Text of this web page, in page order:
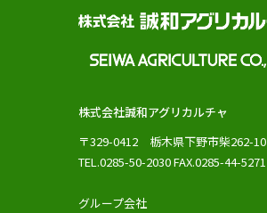
株式会社誠和アグリカルチャ
〒329-0412 栃木県下野市柴262-10
TEL.0285-50-2030 FAX.0285-44-5271
グループ会社